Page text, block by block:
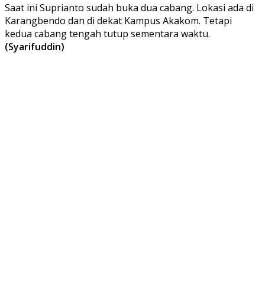
Saat ini Suprianto sudah buka dua cabang. Lokasi ada di
Karangbendo dan di dekat Kampus Akakom. Tetapi
kedua cabang tengah tutup sementara waktu.
(Syarifuddin)